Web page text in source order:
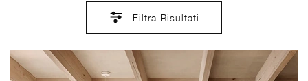
Filtra Risultati